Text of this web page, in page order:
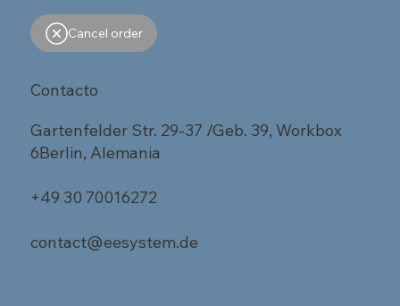
Cancel order
Contacto
Gartenfelder Str. 29-37 /Geb. 39, Workbox
6Berlin, Alemania
+49 30 70016272
contact@eesystem.de